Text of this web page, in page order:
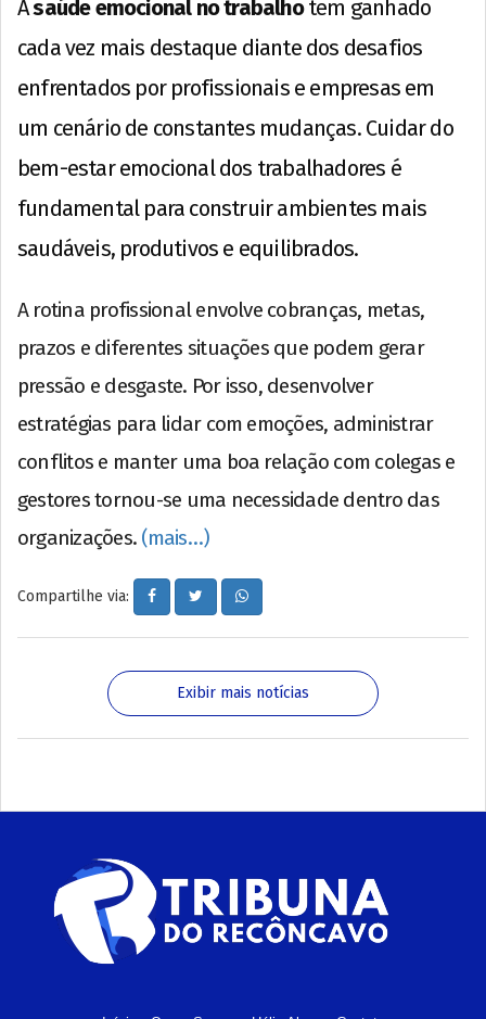
Asaúde emocional no trabalhotem ganhado
cada vez mais destaque diante dos desafios
enfrentados por profissionais e empresas em
um cenário de constantes mudanças. Cuidar do
bem-estar emocional dos trabalhadores é
fundamental para construir ambientes mais
saudáveis, produtivos e equilibrados.
A rotina profissional envolve cobranças, metas,
prazos e diferentes situações que podem gerar
pressão e desgaste. Por isso, desenvolver
estratégias para lidar com emoções, administrar
conflitos e manter uma boa relação com colegas e
gestores tornou-se uma necessidade dentro das
organizações. (mais…)
Compartilhe via:
Exibir mais notícias